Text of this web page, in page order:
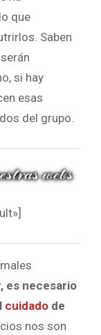
que
Saben
si hay
esas
del grupo.
es necesario
cuidado de
nos son